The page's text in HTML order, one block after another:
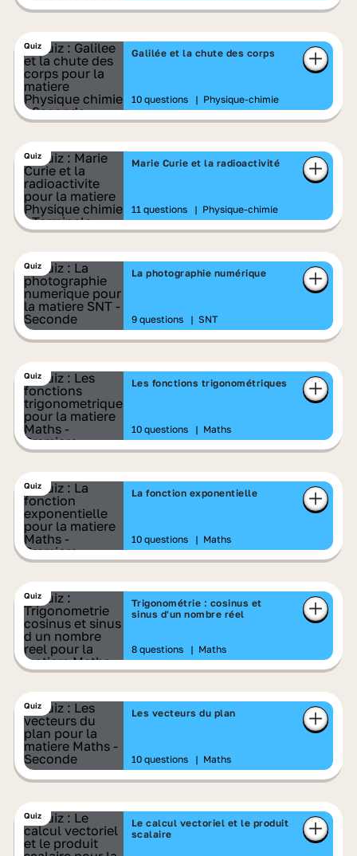
Quiz
Galilée et la chute des corps
10 questions | Physique-chimie
Quiz
Marie Curie et la radioactivité
11 questions | Physique-chimie
Quiz
La photographie numérique
9 questions | SNT
Quiz
Les fonctions trigonométriques
10 questions | Maths
Quiz
La fonction exponentielle
10 questions | Maths
Quiz
Trigonométrie : cosinus et
sinus d'un nombre réel
8 questions | Maths
Quiz
Les vecteurs du plan
10 questions | Maths
Quiz
Le calcul vectoriel et le produit
scalaire